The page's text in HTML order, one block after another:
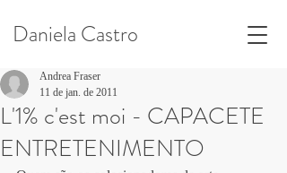
Daniela Castro
L'1% c'est moi - CAPACETE
ENTRETENIMENTO
Andrea Fraser
11 de jan. de 2011